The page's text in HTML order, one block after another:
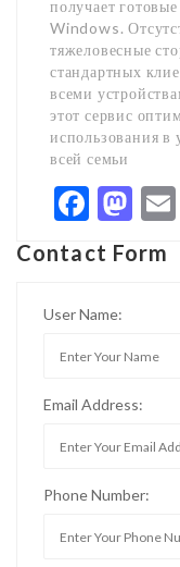
получает
Windows.
тяжеловесные
стандартных
всеми
этот сервис
использования в
всей семьи
Contact Form
User Name:
Email Address:
Phone Number: